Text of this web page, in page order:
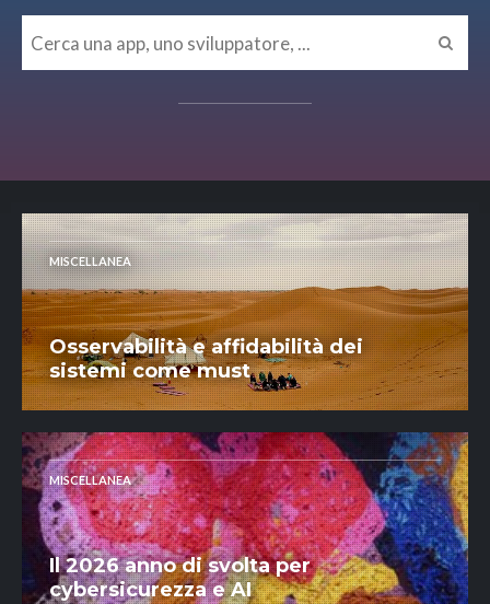
MISCELLANEA
Osservabilità e affidabilità dei
sistemi come must
MISCELLANEA
Il 2026 anno di svolta per
cybersicurezza e AI